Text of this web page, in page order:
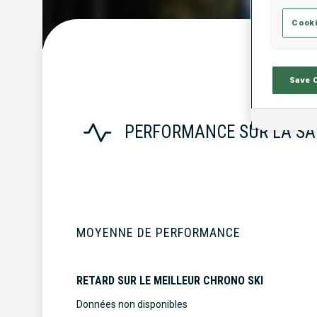
PERFORMANCE SUR LA
MOYENNE DE PERFORMANCE
RETARD SUR LE MEILLEUR CHRONO SKI
Données non disponibles
Save